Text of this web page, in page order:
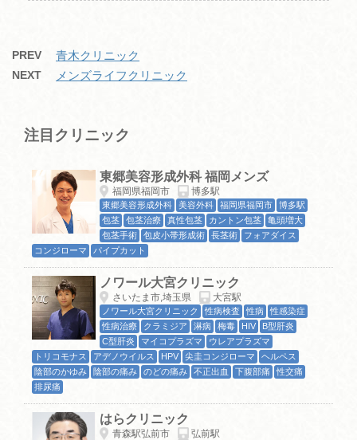
PREV 青木クリニック
NEXT メンズライフクリニック
注目クリニック
東郷美容形成外科 福岡メンズ
福岡県福岡市 博多駅
東郷美容形成外科 美容外科 福岡県福岡市
博多駅
包茎
包茎治療 真性包茎 カントン包茎
亀頭増大
包茎手術
包皮小帯形成術 長茎術
フォアダイス
コンジローマ
パイプカット
ノワール大宮クリニック
さいたま市,埼玉県 大宮駅
ノワール大宮クリニック 性病検査 性病
性感染症
性病治療
クラミジア 淋病 梅毒 HIV
B型肝炎
C型肝炎
マイコプラズマ
ウレアプラズマ
トリコモナス
アデノウイルス HPV 尖圭コンジローマ
ヘルペス
陰部のかゆみ
陰部の痛み のどの痛み 不正出血 下腹部痛
性交痛
排尿痛
はらクリニック
青森駅弘前市 弘前駅